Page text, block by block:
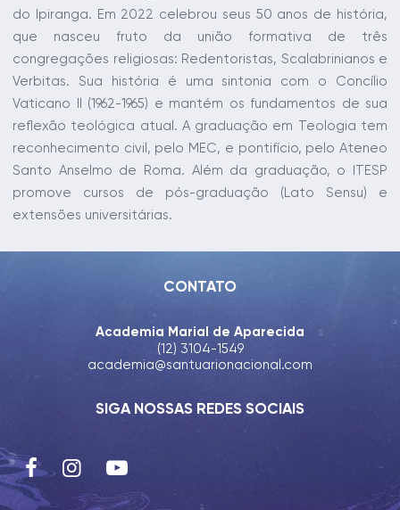
do Ipiranga. Em 2022 celebrou seus 50 anos de história,
que nasceu fruto da união formativa de três
congregações religiosas: Redentoristas, Scalabrinianos e
Verbitas. Sua história é uma sintonia com o Concílio
Vaticano II (1962-1965) e mantém os fundamentos de sua
reflexão teológica atual. A graduação em Teologia tem
reconhecimento civil, pelo MEC, e pontifício, pelo Ateneo
Santo Anselmo de Roma. Além da graduação, o ITESP
promove cursos de pós-graduação (Lato Sensu) e
extensões universitárias.
CONTATO
Academia Marial de Aparecida
(12) 3104-1549
academia@santuarionacional.com
SIGA NOSSAS REDES SOCIAIS